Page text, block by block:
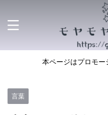
本ページはプロモ
言葉